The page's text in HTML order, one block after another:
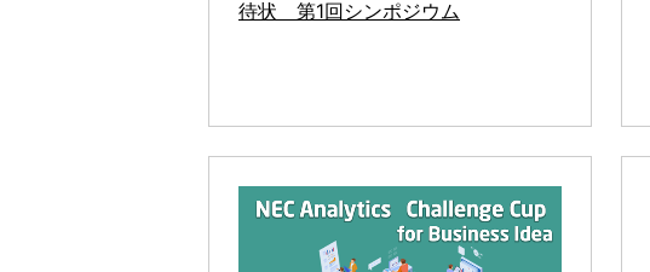
待状 第1回シンポジウム